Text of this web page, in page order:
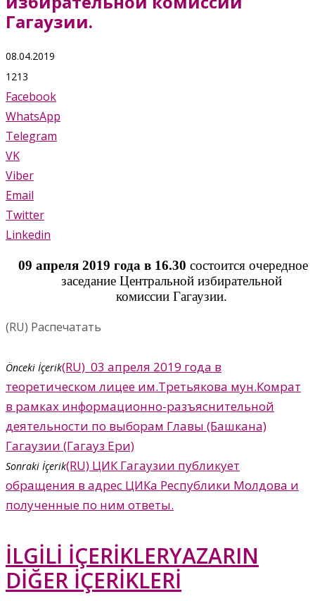
Гагаузии.
08.04.2019
1213
Facebook
WhatsApp
Telegram
VK
Viber
Email
Twitter
Linkedin
09 апреля 2019 года в 16.30 состоится очередное
заседание Центральной избирательной
комиссии Гагаузии.
(RU) Распечатать
Önceki İçerik(RU) 03 апреля 2019 года в
теоретическом лицее им.Третьякова мун.Комрат
в рамках информационно-разъяснительной
деятельности по выборам Главы (Башкана)
Гагаузии (Гагауз Ери)
Sonraki İçerik(RU) ЦИК Гагаузии публикует
обращения в адрес ЦИКа Республики Молдова и
полученные по ним ответы.
İLGİLİ İÇERİKLERYAZARIN
DİĞER İÇERİKLERİ